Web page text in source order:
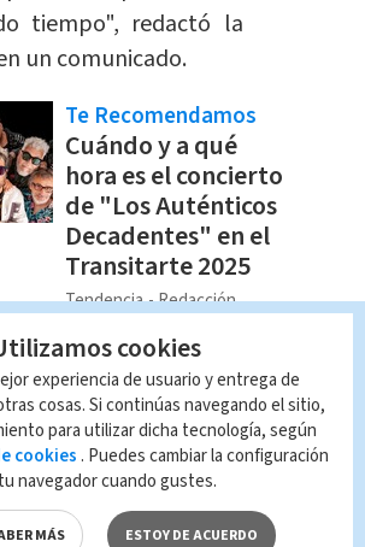
tiempo", redactó la
un comunicado.
Te Recomendamos
Cuándo y a qué
hora es el concierto
de "Los Auténticos
Decadentes" en el
Transitarte 2025
Tendencia Redacción
propietario tanto
como del Pachuca, ha
sudesacuerdo con la
la FIFA.
cookies
experiencia de usuario y entrega de
cosas. Si continúas navegando el sitio,
para utilizar dicha tecnología, según
cookies . Puedes cambiar la configuración
navegador cuando gustes.
MÁS ESTOY DE ACUERDO